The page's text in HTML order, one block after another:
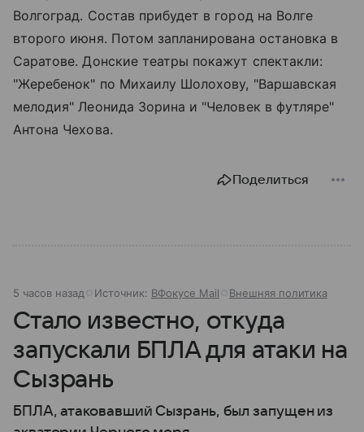
Волгоград. Состав прибудет в город на Волге
второго июня. Потом запланирована остановка в
Саратове. Донские театры покажут спектакли:
"Жеребенок" по Михаилу Шолохову, "Варшавская
мелодия" Леонида Зорина и "Человек в футляре"
Антона Чехова.
Поделиться
5 часов назад Источник: ВФокусе Mail Внешняя политика
Стало известно, откуда
запускали БПЛА для атаки на
Сызрань
БПЛА, атаковавший Сызрань, был запущен из